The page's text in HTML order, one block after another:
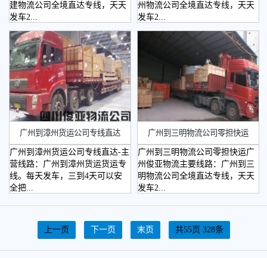
建物流公司全境直达专线，天天
发车2...
州物流公司全境直达专线，天天
发车2...
广州到漳州货运公司专线直达
广州到漳州货运公司专线直达-主
营线路：广州到漳州货运货运专
线。每天发车，三到4天可以安
全把...
​广州到三明物流公司零担快运
广州到三明物流公司零担快运广
州俊亚物流主要线路：广州到三
明物流公司全境直达专线，天天
发车2...
上一页 下一页 末页 共55页 328条